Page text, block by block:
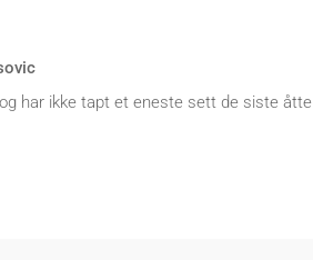
har ikke tapt et eneste sett de siste åtte